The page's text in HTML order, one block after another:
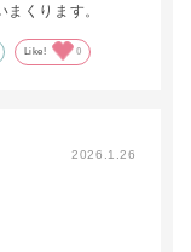
くります。
Like! 0
2026.1.26